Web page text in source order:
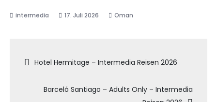
17. Juli 2026 Oman
Beitragsnavigation
Hotel Hermitage – Intermedia Reisen 2026
Barceló Santiago – Adults Only – Intermedia